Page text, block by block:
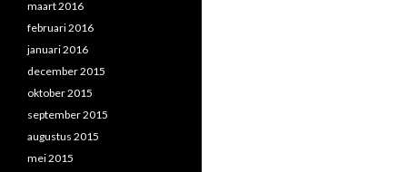
maart 2016
februari 2016
januari 2016
december 2015
oktober 2015
september 2015
augustus 2015
mei 2015